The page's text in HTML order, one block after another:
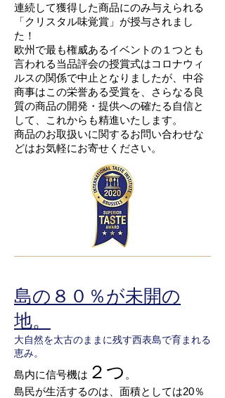
連続して獲得した商品にのみ与えられる
「クリスタル味覚賞」が授与されまし
た！
欧州で最も権威あるイベントの１つとも
言われる当品評会の授賞式はコロナウィ
ルスの関係で中止となりましたが、中谷
商事はこの栄誉ある受賞を、さらなる良
質の商品の開発・提供への確たる自信と
して、これからも精進いたします。
商品のお取扱いに関するお問い合わせな
どはお気軽にお寄せください。
島の８０％が未開の
地。
大自然を太古のままに残す西表島で育まれる
恵み。
島内に信号機は ２つ 。
​島民が生活するのは、面積としては20％